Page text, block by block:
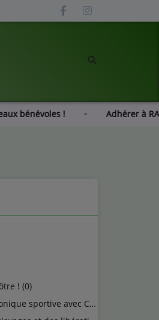
nouveaux bénévoles !
! (0)
sportive avec Cédric (0)